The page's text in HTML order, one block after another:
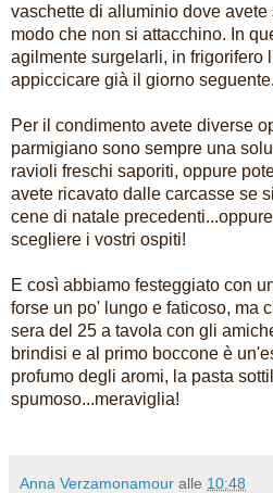
vaschette di alluminio dove
modo che non si attacchino. In
agilmente surgelarli, in frigorifero
appiccicare già il giorno
Per il condimento avete diverse
parmigiano sono sempre una
ravioli freschi saporiti, oppure
avete ricavato dalle carcasse se
cene di natale
scegliere i vostri ospiti!
E così abbiamo festeggiato con
forse un po' lungo e faticoso, ma
sera del 25 a tavola con gli
brindisi e a l primo boccone è
profumo degli aromi, la pasta
spumoso...meraviglia!
Anna Verzamonamour alle 10:48